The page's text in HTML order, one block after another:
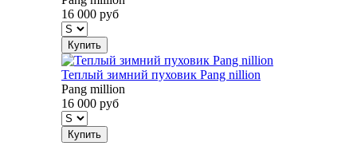
16 000 руб
Купить
Теплый зимний пуховик Pang nillion
Pang million
16 000 руб
Купить